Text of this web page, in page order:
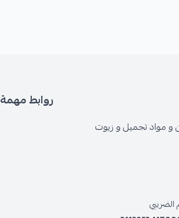
مواد تجميل و زيوت
الضريبي
روابط مهمة